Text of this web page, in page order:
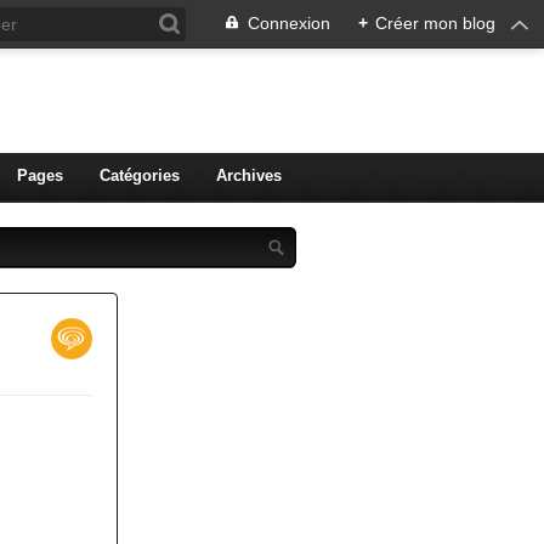
Connexion + Créer mon blog
Pages Catégories Archives